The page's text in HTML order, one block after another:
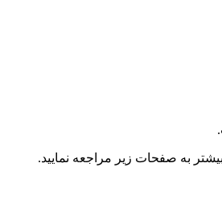
به صفحات زیر مراجعه نمایید.